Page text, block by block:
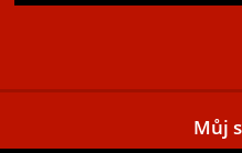
Můj